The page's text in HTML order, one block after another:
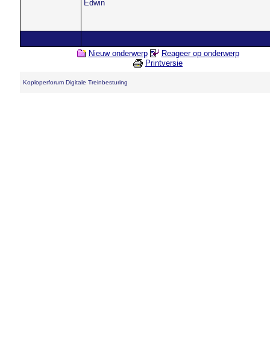
Edwin
Nieuw onderwerp
Reageer op onderwerp
Printversie
Koploperforum Digitale Treinbesturing